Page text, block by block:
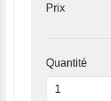
Prix
Quantité